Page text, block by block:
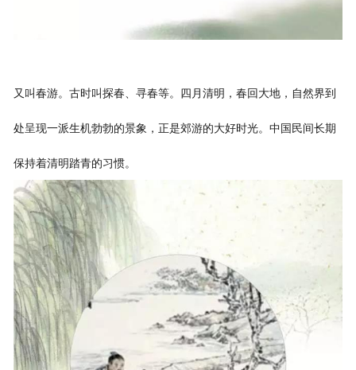
又叫春游。古时叫探春、寻春等。四月清明，春回大地，自然界到
处呈现一派生机勃勃的景象，正是郊游的大好时光。中国民间长期
保持着清明踏青的习惯。